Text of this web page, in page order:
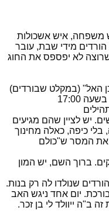
משפחה, איש אשכולות
מידי שבת, עובר
לא יפספס את החוג
האל" (במקלט שבורדים)
המפגשים. יש לציין שהם מגיעים
בלי כיפה, כאלה מחינוך
את המסר ש"כולם
ברוך השם, יש המון
שנולדו לה רק בנות.
יום אחד ניגש האב
ב"ה ייוולד לי בן זכר.